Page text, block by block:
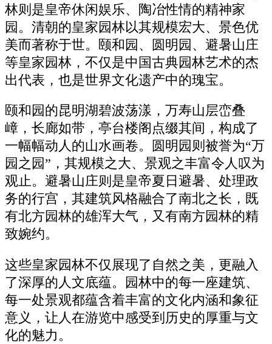
林则是皇帝休闲娱乐、陶冶性情的精神家
园。清朝的皇家园林以其规模宏大、景色优
美而著称于世。颐和园、圆明园、避暑山庄
等皇家园林，不仅是中国古典园林艺术的杰
出代表，也是世界文化遗产中的瑰宝。
颐和园的昆明湖碧波荡漾，万寿山层峦叠
嶂，长廊如带，亭台楼阁点缀其间，构成了
一幅幅动人的山水画卷。圆明园则被誉为“万
园之园”，其规模之大、景观之丰富令人叹为
观止。避暑山庄则是皇帝夏日避暑、处理政
务的行宫，其建筑风格融合了南北之长，既
有北方园林的雄浑大气，又有南方园林的精
致婉约。
这些皇家园林不仅展现了自然之美，更融入
了深厚的人文底蕴。园林中的每一座建筑、
每一处景观都蕴含着丰富的文化内涵和象征
意义，让人在游览中感受到历史的厚重与文
化的魅力。